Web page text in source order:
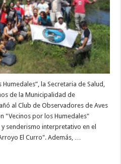
la Secretaria de Salud,
de la Municipalidad de
al Club de Observadores de Aves
"Vecinos por los Humedales"
senderismo interpretativo en el
El Curro". Además, …